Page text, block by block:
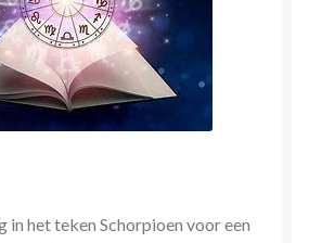
bent
©Mieke
in het teken Schorpioen voor een